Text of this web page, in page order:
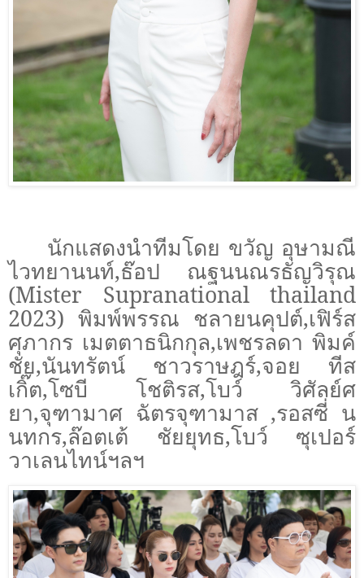
นักแสดงนำทีมโดย ขวัญ อุษามณี
ไวทยานนท์,ธ๊อป ณฐนนณรธัญวิรุณ
(Mister Supranational thailand
2023) พิมพ์พรรณ ชลายนคุปต์,เฟิร์ส
ศุภากร เมตตาธนิกกุล,เพชรลดา พิมค์
ชัย,นันทรัตน์ ชาวราษฎร์,จอย ทีส
เกิ๊ต,โซบี โชติรส,โบว์ วิศัลย์ศ
ยา,จุฑามาศ ฉัตรจุฑามาส ,รอสซี่ น
นทกร,ล๊อตเต้ ชัยยุทธ,โบว์ ซุเปอร์
วาเลนไทน์ฯลฯ